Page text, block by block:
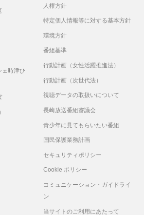
ェ時津ひ
人権方針
特定個人情報等に対する基本方針
環境方針
番組基準
行動計画（女性活躍推進法）
行動計画（次世代法）
視聴データの取扱いについて
長崎放送番組審議会
青少年に見てもらいたい番組
国民保護業務計画
セキュリティポリシー
Cookie ポリシー
コミュニケーション・ガイドライ
ン
当サイトのご利用にあたって